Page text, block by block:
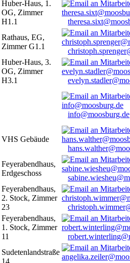
Huber-Haus, 1.
OG, Zimmer
H1.1
Rathaus, EG,
Zimmer G1.1
Huber-Haus, 3.
OG, Zimmer
H3.1
info@moosburg.de
VHS Gebäude
Feyerabendhaus,
Erdgeschoss
Feyerabendhaus,
2. Stock, Zimmer
23
Feyerabendhaus,
1. Stock, Zimmer
11
Sudetenlandstraße
14